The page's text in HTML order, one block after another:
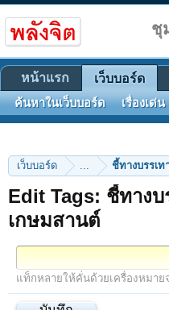
เว็บบอร์ด ... ชี้ทางบรรเ
Edit Tags: ชี้ทาง
เกษมสานต์
แท็กหลายให้คั่นด้วยเครื่องหมาย
ชุ
หน้าแรก เว็บบอร์ด
ค้นหาในเว็บบอร์ด เรื่องเด่น